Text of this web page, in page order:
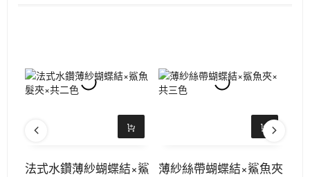
法式水鑽薄紗蝴蝶結×鯊 薄紗絲帶蝴蝶結×鯊魚夾